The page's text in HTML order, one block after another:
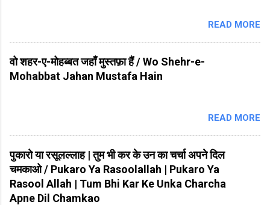
READ MORE
वो शहर-ए-मोहब्बत जहाँ मुस्तफ़ा हैं / Wo Shehr-e-
Mohabbat Jahan Mustafa Hain
READ MORE
पुकारो या रसूलल्लाह | तुम भी कर के उन का चर्चा अपने दिल
चमकाओ / Pukaro Ya Rasoolallah | Pukaro Ya
Rasool Allah | Tum Bhi Kar Ke Unka Charcha
Apne Dil Chamkao